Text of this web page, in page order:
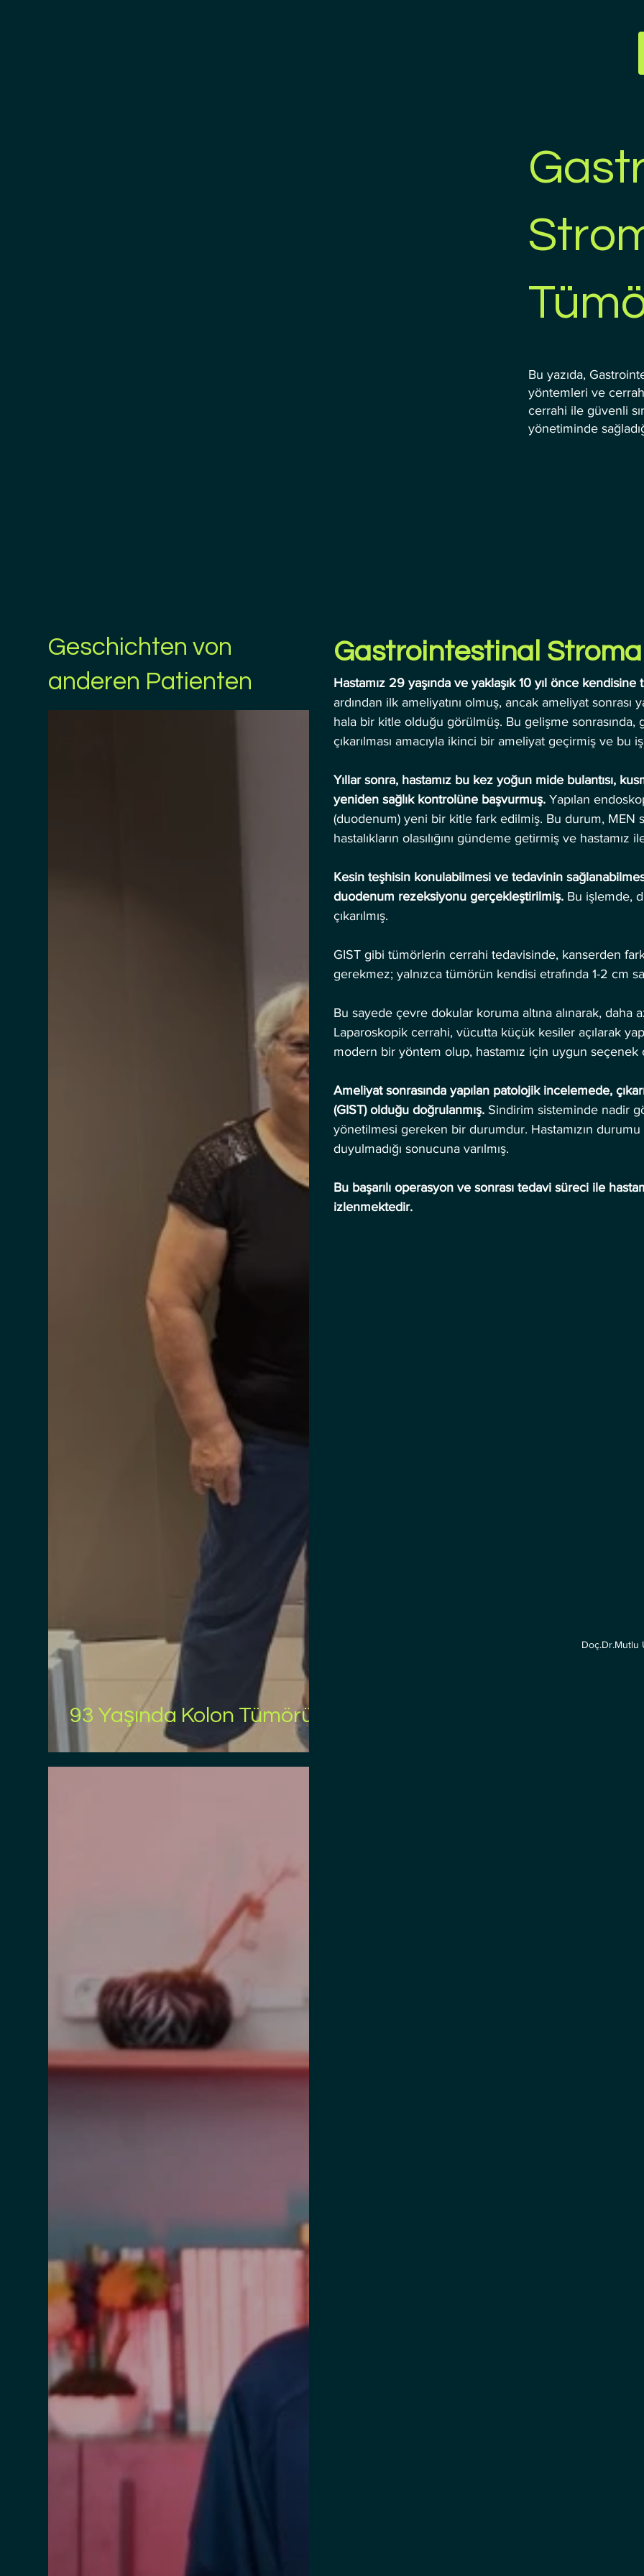
Bu yazıda,
yöntemleri ve
cerrahi ile güvenli
yönetiminde
Geschichten von
anderen Patienten
93 Yaşında Kolon Tümörü Ameliyatı | Naciye Teyzenin Hasta
Gastrointestinal
Hastamız 29 yaşında ve yaklaşık 10 yıl önce
ardından ilk ameliyatını olmuş, ancak ameliyat
hala bir kitle olduğu görülmüş. Bu gelişme
çıkarılması amacıyla ikinci bir ameliyat geçirmiş ve bu
Yıllar sonra, hastamız bu kez yoğun mide bulantısı,
yeniden sağlık kontrolüne başvurmuş. Yapılan
(duodenum) yeni bir kitle fark edilmiş. Bu durum,
hastalıkların olasılığını gündeme getirmiş ve
Kesin teşhisin konulabilmesi ve tedavinin
duodenum rezeksiyonu gerçekleştirilmiş. Bu işlemde,
çıkarılmış.
GIST gibi tümörlerin cerrahi tedavisinde, kanserden
gerekmez; yalnızca tümörün kendisi etrafında 1-2 cm
Bu sayede çevre dokular koruma altına alınarak,
Laparoskopik cerrahi, vücutta küçük kesiler açılarak
modern bir yöntem olup, hastamız için uygun seçenek
Ameliyat sonrasında yapılan patolojik incelemede,
(GIST) olduğu doğrulanmış. Sindirim sisteminde nadir
yönetilmesi gereken bir durumdur. Hastamızın
duyulmadığı sonucuna varılmış.
Bu başarılı operasyon ve sonrası tedavi süreci ile
izlenmektedir.
Doç.Dr.Mutlu